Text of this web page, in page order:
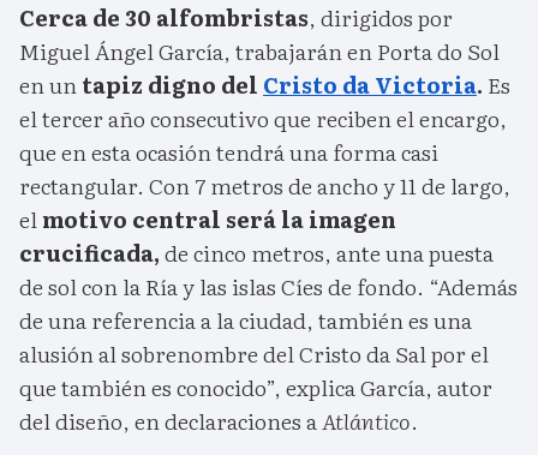
Cerca de 30 alfombristas, dirigidos por
Miguel Ángel García, trabajarán en Porta do Sol
en untapiz digno del Cristo da Victoria. Es
el tercer año consecutivo que reciben el encargo,
que en esta ocasión tendrá una forma casi
rectangular. Con 7 metros de ancho y 11 de largo,
elmotivo central será la imagen
crucificada,de cinco metros, ante una puesta
de sol con la Ría y las islas Cíes de fondo. “Además
de una referencia a la ciudad, también es una
alusión al sobrenombre del Cristo da Sal por el
que también es conocido”, explica García, autor
del diseño, en declaraciones aAtlántico.